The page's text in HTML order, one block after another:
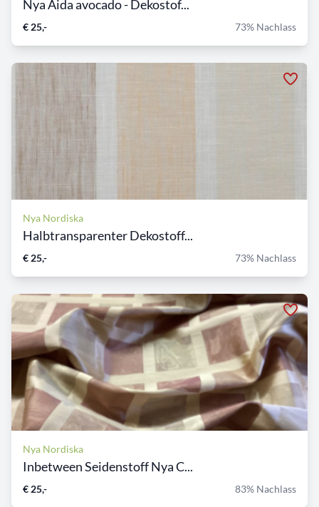
Nya Aida avocado - Dekostof...
€ 25,- 73% Nachlass
Nya Nordiska
Halbtransparenter Dekostoff...
€ 25,- 73% Nachlass
Nya Nordiska
Inbetween Seidenstoff Nya C...
€ 25,- 83% Nachlass